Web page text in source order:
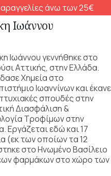
άνω των 25€
Ιωάννου
Ιωάννου γεννήθηκε στο
Αττικής, στην Ελλάδα.
Χημεία στο
Ιωαννίνων και έκανε
σπουδές στην
Διασφάλιση &
Τροφίμων στην
Εργάζεται εδώ και 17
(εκ των οποίων τα 12
στο Ηνωμένο Βασίλειο
φαρμάκων στο χώρο των